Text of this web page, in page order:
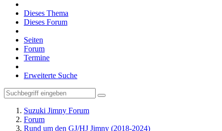
Dieses Thema
Dieses Forum
Seiten
Forum
Termine
Erweiterte Suche
Suzuki Jimny Forum
Forum
Rund um den GJ/HJ Jimny (2018-2024)